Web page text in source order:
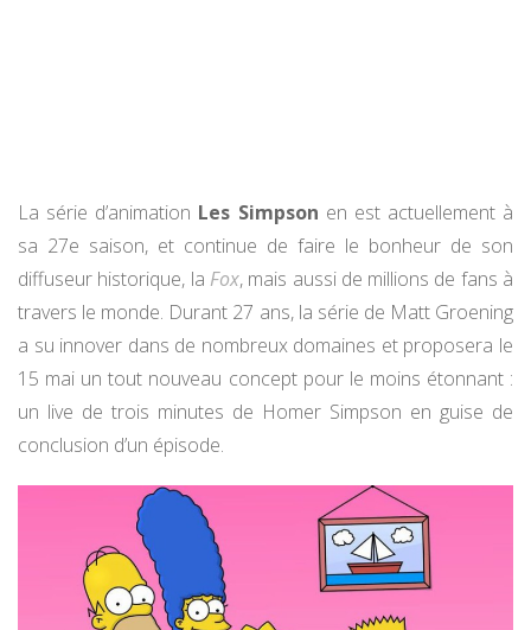
La série d’animation Les Simpson en est actuellement à
sa 27e saison, et continue de faire le bonheur de son
diffuseur historique, la Fox, mais aussi de millions de fans à
travers le monde. Durant 27 ans, la série de Matt Groening
a su innover dans de nombreux domaines et proposera le
15 mai un tout nouveau concept pour le moins étonnant :
un live de trois minutes de Homer Simpson en guise de
conclusion d’un épisode.